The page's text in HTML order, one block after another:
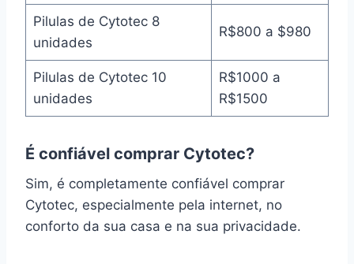
Pilulas de Cytotec 8
unidades
R$800 a $980
Pilulas de Cytotec 10
unidades
R$1000 a
R$1500
É confiável comprar Cytotec?
Sim, é completamente confiável comprar
Cytotec, especialmente pela internet, no
conforto da sua casa e na sua privacidade.